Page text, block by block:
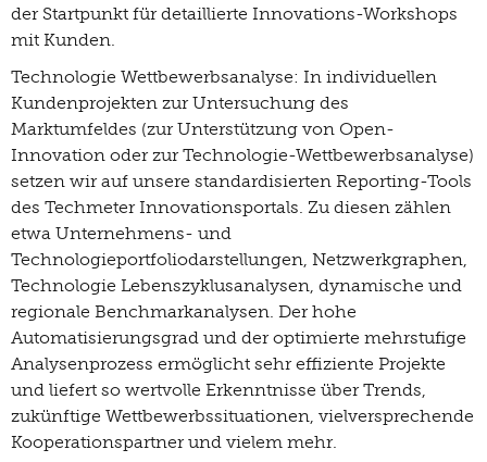
der Startpunkt für detaillierte Innovations-Workshops
mit Kunden.
Technologie Wettbewerbsanalyse: In individuellen
Kundenprojekten zur Untersuchung des
Marktumfeldes (zur Unterstützung von Open-
Innovation oder zur Technologie-Wettbewerbsanalyse)
setzen wir auf unsere standardisierten Reporting-Tools
des Techmeter Innovationsportals. Zu diesen zählen
etwa Unternehmens- und
Technologieportfoliodarstellungen, Netzwerkgraphen,
Technologie Lebenszyklusanalysen, dynamische und
regionale Benchmarkanalysen. Der hohe
Automatisierungsgrad und der optimierte mehrstufige
Analysenprozess ermöglicht sehr effiziente Projekte
und liefert so wertvolle Erkenntnisse über Trends,
zukünftige Wettbewerbssituationen, vielversprechende
Kooperationspartner und vielem mehr.